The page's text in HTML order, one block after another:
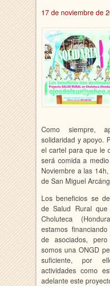
17 de noviembre de
Como siempre,
solidaridad y apoyo.
el cartel para que le
será comida a
Noviembre a las
de San Miguel
Los beneficios se
de Salud Rural
Choluteca
estamos
de asociados,
somos una ONGD
suficiente, por
actividades como
adelante este